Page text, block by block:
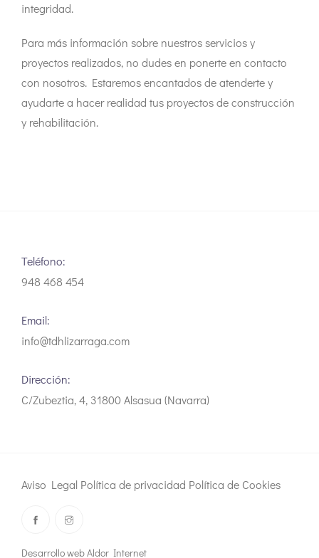
integridad.
Para más información sobre nuestros servicios y
proyectos realizados, no dudes en ponerte en contacto
con nosotros. Estaremos encantados de atenderte y
ayudarte a hacer realidad tus proyectos de construcción
y rehabilitación.
Teléfono:
948 468 454
Email:
info@tdhlizarraga.com
Dirección:
C/Zubeztia, 4, 31800 Alsasua (Navarra)
Aviso Legal Política de privacidad Política de Cookies
Desarrollo web Aldor Internet